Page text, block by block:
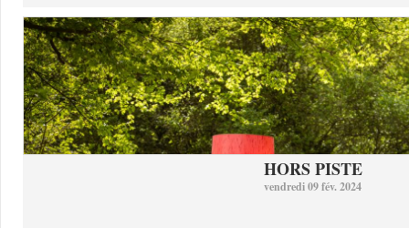
HORS PISTE
vendredi 09 fév. 2024